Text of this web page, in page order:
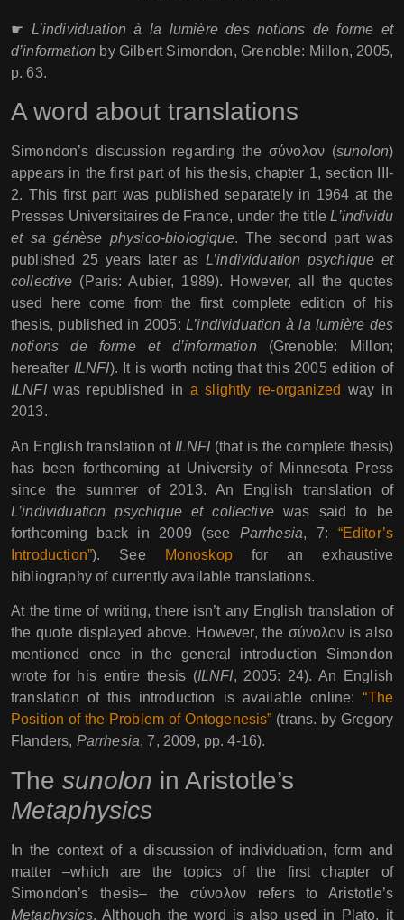
☛ L’individuation à la lumière des notions de forme et
d’information by Gilbert Simondon, Grenoble: Millon, 2005,
p. 63.
A word about translations
Simondon’s discussion regarding the σύνολον (sunolon)
appears in the first part of his thesis, chapter 1, section III-
2. This first part was published separately in 1964 at the
Presses Universitaires de France, under the titleL’individu
et sa génèse physico-biologique. The second part was
published 25 years later as L’individuation psychique et
collective (Paris: Aubier, 1989). However, all the quotes
used here come from the first complete edition of his
thesis, published in 2005:L’individuation à la lumière des
notions de forme et d’information (Grenoble: Millon;
hereafter ILNFI). It is worth noting that this 2005 edition of
ILNFIwas republished in a slightly re-organized way in
2013.
An English translation of ILNFI(that is the complete thesis)
has been forthcoming at University of Minnesota Press
since the summer of 2013. An English translation of
L’individuation psychique et collectivewas said to be
forthcoming back in 2009 (see Parrhesia, 7: “Editor’s
Introduction”). See Monoskopfor an exhaustive
bibliography of currently available translations.
At the time of writing, there isn’t any English translation of
the quote displayed above. However, the σύνολον is also
mentioned once in the general introduction Simondon
wrote for his entire thesis (ILNFI, 2005: 24). An English
translation of this introduction is available online:“The
Position of the Problem of Ontogenesis” (trans. by Gregory
Flanders, Parrhesia, 7, 2009, pp. 4-16).
The sunolon in Aristotle’s
Metaphysics
In the context of a discussion of individuation, form and
matter –which are the topics of the first chapter of
Simondon’s thesis– the σύνολον refers to Aristotle’s
Metaphysics. Although the word is also used in Plato, it